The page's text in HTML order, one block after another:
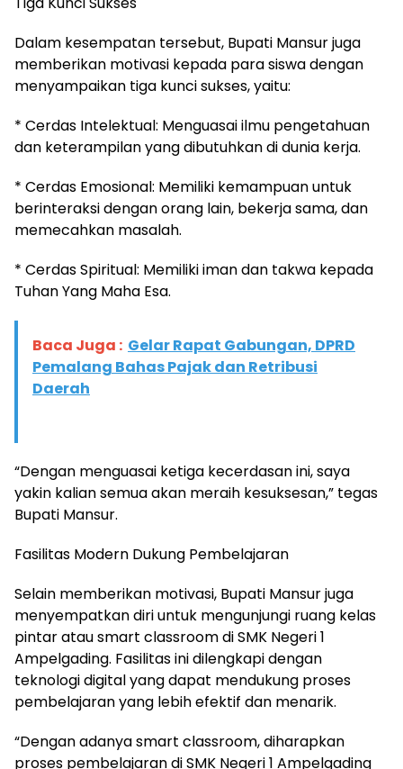
Dalam kesempatan tersebut, Bupati Mansur juga
memberikan motivasi kepada para siswa dengan
menyampaikan tiga kunci sukses, yaitu:
* Cerdas Intelektual: Menguasai ilmu pengetahuan
dan keterampilan yang dibutuhkan di dunia kerja.
* Cerdas Emosional: Memiliki kemampuan untuk
berinteraksi dengan orang lain, bekerja sama, dan
memecahkan masalah.
* Cerdas Spiritual: Memiliki iman dan takwa kepada
Tuhan Yang Maha Esa.
Baca Juga : Gelar Rapat Gabungan, DPRD
Pemalang Bahas Pajak dan Retribusi
Daerah
“Dengan menguasai ketiga kecerdasan ini, saya
yakin kalian semua akan meraih kesuksesan,” tegas
Bupati Mansur.
Fasilitas Modern Dukung Pembelajaran
Selain memberikan motivasi, Bupati Mansur juga
menyempatkan diri untuk mengunjungi ruang kelas
pintar atau smart classroom di SMK Negeri 1
Ampelgading. Fasilitas ini dilengkapi dengan
teknologi digital yang dapat mendukung proses
pembelajaran yang lebih efektif dan menarik.
“Dengan adanya smart classroom, diharapkan
proses pembelajaran di SMK Negeri 1 Ampelgading